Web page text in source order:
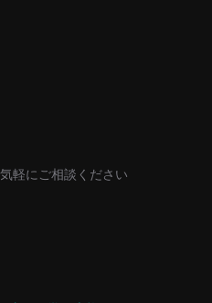
軽にご相談ください